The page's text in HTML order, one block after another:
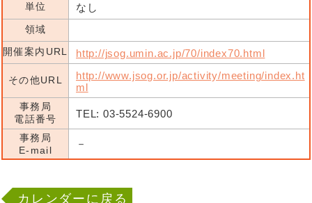
単位 なし
領域
開催案内URL
http://jsog.umin.ac.jp/70/index70.html
その他URL
http://www.jsog.or.jp/activity/meeting/index.ht
ml
事務局
電話番号
TEL: 03-5524-6900
事務局
E-mail
－
カレンダーに戻る